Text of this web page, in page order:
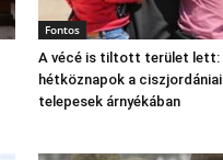
Fontos
A vécé is tiltott terület lett:
hétköznapok a ciszjordániai
telepesek árnyékában